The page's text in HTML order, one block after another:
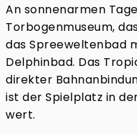
An sonnenarmen
Torbogenmuseum,
das Spreeweltenbad
Delphinbad. Das
direkter
ist der Spielplatz in
wert.